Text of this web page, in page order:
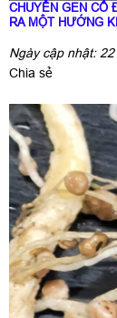
CHUYỂN GEN CỐ
RA MỘT HƯỚNG
Ngày cập nhật:
Chia sẻ